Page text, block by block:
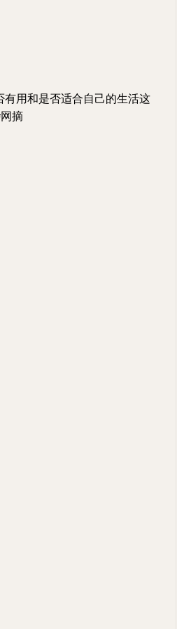
用和是否适合自己的生活这
摘